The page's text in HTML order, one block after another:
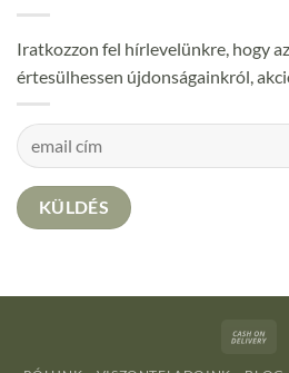
Iratkozzon fel hírlevelünkre, hogy
értesülhessen újdonságainkról,